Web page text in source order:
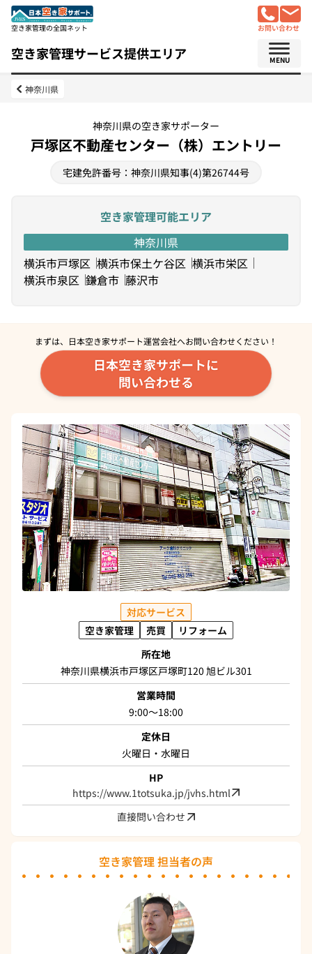
空き家管理の全国ネット お問い合わせ
空き家管理サービス提供エリア MENU
神奈川県
神奈川県の空き家サポーター
戸塚区不動産センター（株）エントリー
宅建免許番号：神奈川県知事(4)第26744号
空き家管理可能エリア
神奈川県
横浜市戸塚区 横浜市保土ケ谷区 横浜市栄区
横浜市泉区 鎌倉市 藤沢市
まずは、日本空き家サポート運営会社へお問い合わせください！
日本空き家サポートに
問い合わせる
対応サービス
空き家管理
売買
リフォーム
所在地
神奈川県横浜市戸塚区戸塚町120 旭ビル301
営業時間
9:00～18:00
定休日
火曜日・水曜日
HP
https://www.1totsuka.jp/jvhs.html
直接問い合わせ
空き家管理 担当者の声